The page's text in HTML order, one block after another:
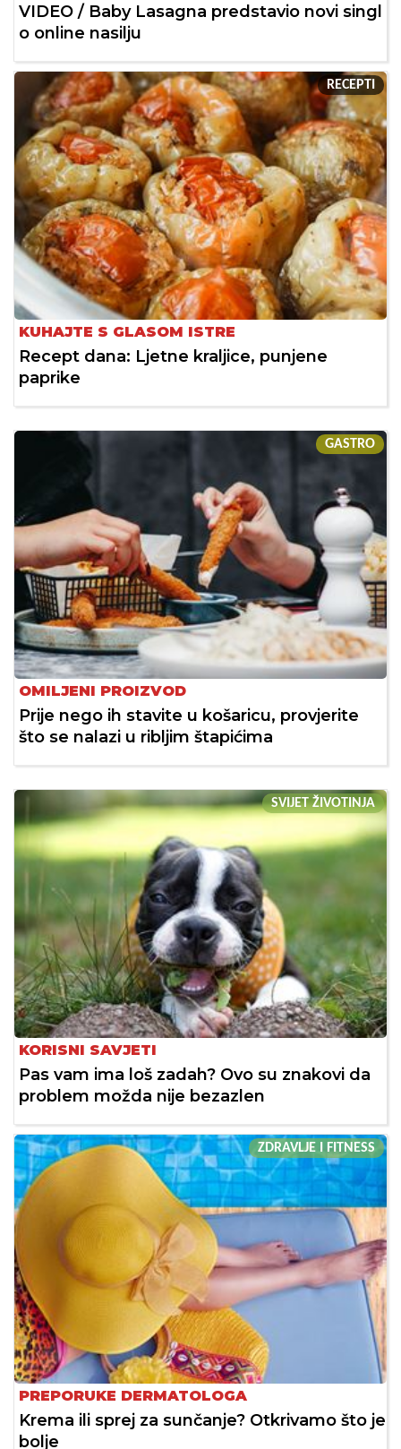
VIDEO / Baby Lasagna predstavio novi singl
o online nasilju
RECEPTI
KUHAJTE S GLASOM ISTRE
Recept dana: Ljetne kraljice, punjene
paprike
GASTRO
OMILJENI PROIZVOD
Prije nego ih stavite u košaricu, provjerite
što se nalazi u ribljim štapićima
SVIJET ŽIVOTINJA
KORISNI SAVJETI
Pas vam ima loš zadah? Ovo su znakovi da
problem možda nije bezazlen
ZDRAVLJE I FITNESS
PREPORUKE DERMATOLOGA
Krema ili sprej za sunčanje? Otkrivamo što je
bolje